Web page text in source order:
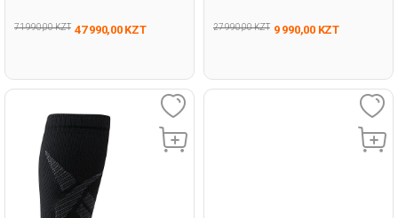
71 990,00 KZT 47 990,00 KZT 27 990,00 KZT 9 990,00 KZT